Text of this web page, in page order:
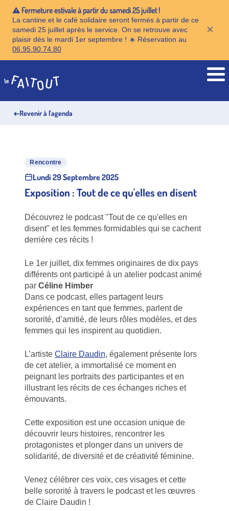
⚠️ Fermeture estivale à partir du samedi 25 juillet !
La cantine et le café solidaire seront fermés à partir de ce
samedi 25 juillet après le service. On se retrouve avec
plaisir dès le mardi 1er septembre ! ☀️ Réservation au
06.95.90.74.80
×
Accueil
←Revenir à l'agenda
Rencontre
Lundi 29 Septembre 2025
Exposition : Tout de ce qu'elles en disent
Découvrez le podcast "Tout de ce qu'elles en
disent" et les femmes formidables qui se cachent
derrière ces récits !
Le 1er juillet, dix femmes originaires de dix pays
différents ont participé à un atelier podcast animé
par Céline Himber
Dans ce podcast, elles partagent leurs
expériences en tant que femmes, parlent de
sororité, d’amitié, de leurs rôles modèles, et des
femmes qui les inspirent au quotidien.
L’artiste Claire Daudin, également présente lors
de cet atelier, a immortalisé ce moment en
peignant les portraits des participantes et en
illustrant les récits de ces échanges riches et
émouvants.
Cette exposition est une occasion unique de
découvrir leurs histoires, rencontrer les
protagonistes et plonger dans un univers de
solidarité, de diversité et de créativité féminine.
Venez célébrer ces voix, ces visages et cette
belle sororité à travers le podcast et les œuvres
de Claire Daudin !